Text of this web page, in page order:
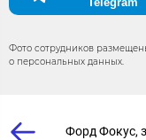
Фото сотрудников
о персональных данных.
Форд Фокус,